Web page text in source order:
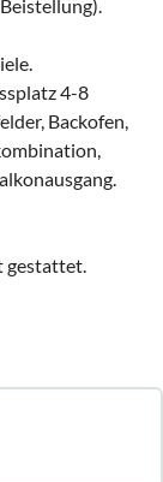
4-8
Backofen,
gestattet.